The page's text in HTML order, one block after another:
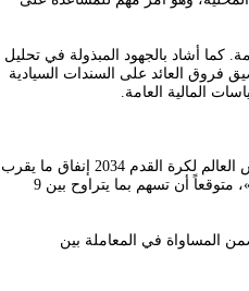
كما أشاد بالجهود المبذولة في تحليل
فروق العائد على السندات السيادية
المالية العامة.
ووفق تقرير الصندوق، تتضمن استعدادات المملكة لاستضافة كأس العالم لكرة القدم 2034 إنفاق ما يقرب
من 26 مليار دولار على البنية التحتية، بما يتماشى مع «رؤية 2030»، متوقعاً أن تسهم بما يتراوح بين 9
المساواة في المعاملة بين